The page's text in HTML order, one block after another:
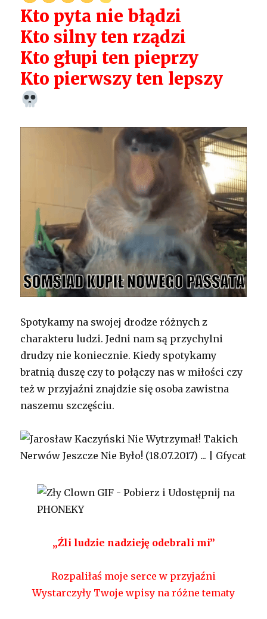
Kto pyta nie błądzi
Kto silny ten rządzi
Kto głupi ten pieprzy
Kto pierwszy ten lepszy
Spotykamy na swojej drodze różnych z
charakteru ludzi. Jedni nam są przychylni
drudzy nie koniecznie. Kiedy spotykamy
bratnią duszę czy to połączy nas w miłości czy
też w przyjaźni znajdzie się osoba zawistna
naszemu szczęściu.
„Źli ludzie nadzieję odebrali mi”
Rozpaliłaś moje serce w przyjaźni
Wystarczyły Twoje wpisy na różne tematy